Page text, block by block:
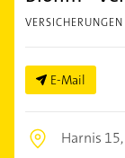
VERSICHERUNGEN
E-Mail
Harnis 15,